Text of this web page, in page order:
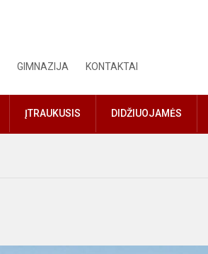
GIMNAZIJA KONTAKTAI
ĮTRAUKUSIS DIDŽIUOJAMĖS